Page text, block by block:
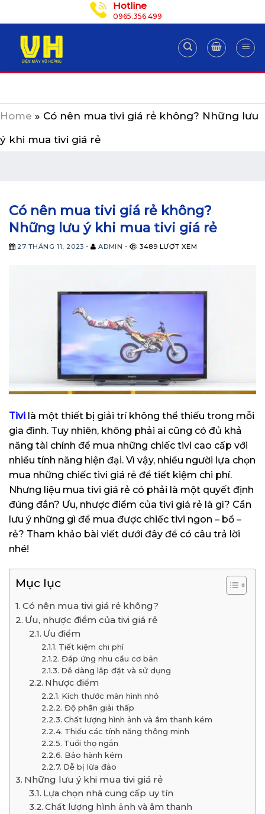
to
content
Hotline
0965.356.499
Home » Có nên mua tivi giá rẻ không? Những lưu
ý khi mua tivi giá rẻ
Có nên mua tivi giá rẻ không?
Những lưu ý khi mua tivi giá rẻ
27 THÁNG 11, 2023 - ADMIN - 3489 LƯỢT XEM
Tivi là một thiết bị giải trí không thể thiếu trong mỗi
gia đình. Tuy nhiên, không phải ai cũng có đủ khả
năng tài chính để mua những chiếc tivi cao cấp với
nhiều tính năng hiện đại. Vì vậy, nhiều người lựa chọn
mua những chiếc tivi giá rẻ để tiết kiệm chi phí.
Nhưng liệu mua tivi giá rẻ có phải là một quyết định
đúng đắn? Ưu, nhược điểm của tivi giá rẻ là gì? Cần
lưu ý những gì để mua được chiếc tivi ngon – bổ –
rẻ? Tham khảo bài viết dưới đây để có câu trả lời
nhé!
Mục lục
Có nên mua tivi giá rẻ không?
Ưu, nhược điểm của tivi giá rẻ
Ưu điểm
Tiết kiệm chi phí
Đáp ứng nhu cầu cơ bản
Dễ dàng lắp đặt và sử dụng
Nhược điểm
Kích thước màn hình nhỏ
Độ phân giải thấp
Chất lượng hình ảnh và âm thanh kém
Thiếu các tính năng thông minh
Tuổi thọ ngắn
Bảo hành kém
Dễ bị lừa đảo
Những lưu ý khi mua tivi giá rẻ
Lựa chọn nhà cung cấp uy tín
Chất lượng hình ảnh và âm thanh